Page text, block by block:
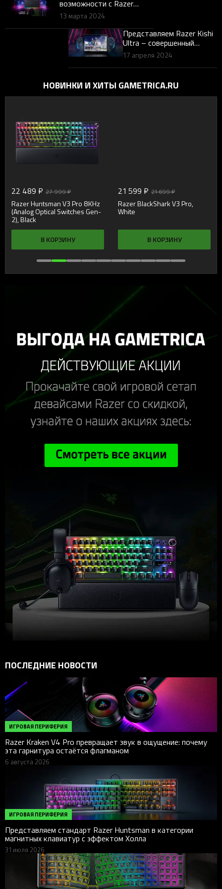
возможности с Razer
Kitsune: Представляем
обновление прошивки 2.0
13 марта 2024
Представляем Razer Kishi
Ultra – совершенный
мобильный игровой
контроллер для iPhone 15
серии, Android, and iPad
Mini
17 апреля 2024
НОВИНКИ И ХИТЫ GAMETRICA.RU
22 489 ₽ 27 999 ₽
Razer Huntsman V3 Pro 8KHz
(Analog Optical Switches Gen-
2), Black
В КОРЗИНУ
21 599 ₽ 21 699 ₽
Razer BlackShark V3 Pro,
White
В КОРЗИНУ
ПОСЛЕДНИЕ НОВОСТИ
ИГРОВАЯ ПЕРИФЕРИЯ
Razer Kraken V4 Pro превращает звук в ощущение: почему
эта гарнитура остаётся флагманом
6 августа 2026
ИГРОВАЯ ПЕРИФЕРИЯ
Представляем стандарт Razer Huntsman в категории
магнитных клавиатур с эффектом Холла
31 июля 2026